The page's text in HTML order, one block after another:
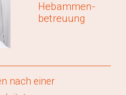
Hebammen­­­
betreuung
nach einer